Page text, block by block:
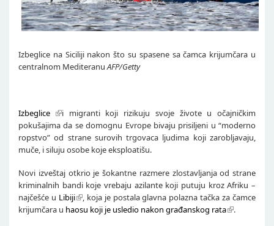
Izbeglice na Siciliji nakon što su spasene sa čamca krijumčara u
centralnom Mediteranu AFP/Getty
Izbeglice
i migranti koji rizikuju svoje živote u očajničkim
pokušajima da se domognu Evrope bivaju prisiljeni u “moderno
ropstvo” od strane surovih trgovaca ljudima koji zarobljavaju,
muče, i siluju osobe koje eksploatišu.
Novi izveštaj otkrio je šokantne razmere zlostavljanja od strane
kriminalnih bandi koje vrebaju azilante koji putuju kroz Afriku –
najčešće u Libiji
, koja je postala glavna polazna tačka za čamce
krijumčara u haosu koji je usledio nakon građanskog rata .